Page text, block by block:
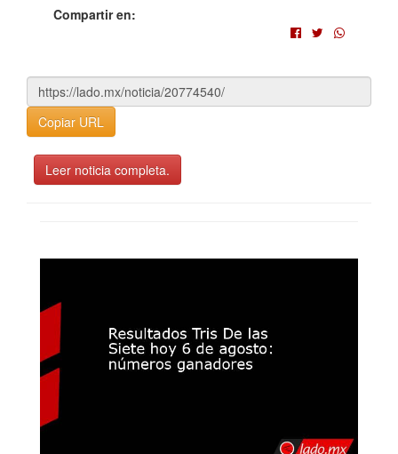
Compartir en:
Copiar URL
Leer noticia completa.